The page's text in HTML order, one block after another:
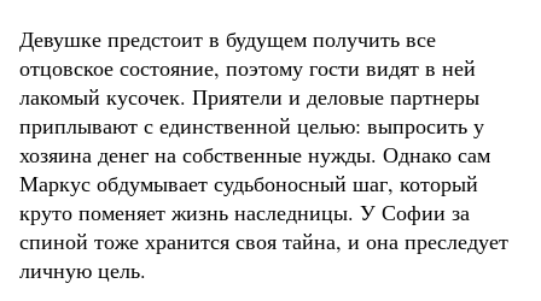
Девушке предстоит в будущем получить все
отцовское состояние, поэтому гости видят в ней
лакомый кусочек. Приятели и деловые партнеры
приплывают с единственной целью: выпросить у
хозяина денег на собственные нужды. Однако сам
Маркус обдумывает судьбоносный шаг, который
круто поменяет жизнь наследницы. У Софии за
спиной тоже хранится своя тайна, и она преследует
личную цель.